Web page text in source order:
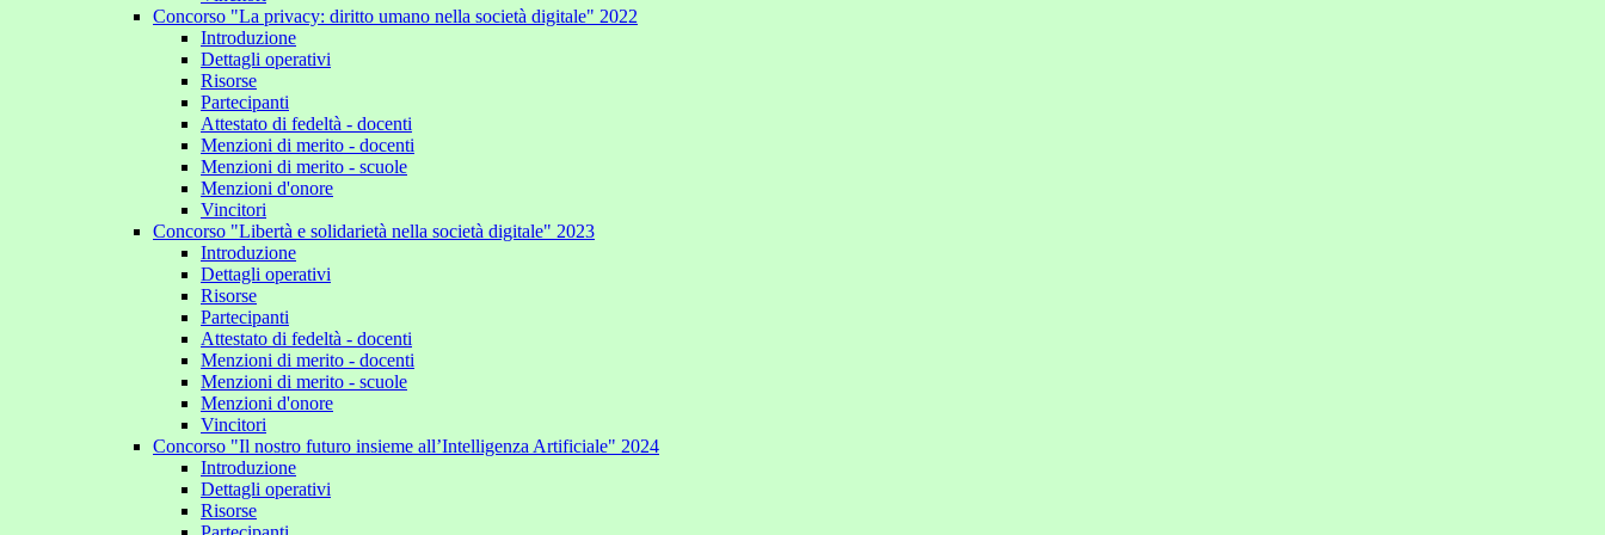
Concorso "La privacy: diritto umano nella società digitale" 2022
Introduzione
Dettagli operativi
Risorse
Partecipanti
Attestato di fedeltà - docenti
Menzioni di merito - docenti
Menzioni di merito - scuole
Menzioni d'onore
Vincitori
Concorso "Libertà e solidarietà nella società digitale" 2023
Introduzione
Dettagli operativi
Risorse
Partecipanti
Attestato di fedeltà - docenti
Menzioni di merito - docenti
Menzioni di merito - scuole
Menzioni d'onore
Vincitori
Concorso "Il nostro futuro insieme all’Intelligenza Artificiale" 2024
Introduzione
Dettagli operativi
Risorse